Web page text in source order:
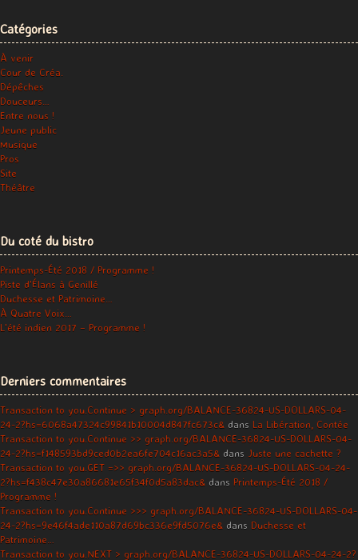
Catégories
À venir
Cour de Créa.
Dépêches
Douceurs…
Entre nous !
Jeune public
Musique
Pros
Site
Théâtre
Du coté du bistro
Printemps-Été 2018 / Programme !
Piste d’Élans à Genillé
Duchesse et Patrimoine…
À Quatre Voix…
L’été indien 2017 – Programme !
Derniers commentaires
Transaction to you.Continue > graph.org/BALANCE-36824-US-DOLLARS-04-
24-2?hs=6068a47324c99841b10004d847fc673c& dans La Libération, Contée
Transaction to you.Continue >> graph.org/BALANCE-36824-US-DOLLARS-04-
24-2?hs=f148593bd9ced0b2ea6fe704c16ac3a5& dans Juste une cachette ?
Transaction to you.GET =>> graph.org/BALANCE-36824-US-DOLLARS-04-24-
2?hs=f438c47e30a86681e65f34f0d5a83dac& dans Printemps-Été 2018 /
Programme !
Transaction to you.Continue >>> graph.org/BALANCE-36824-US-DOLLARS-04-
24-2?hs=9e46f4ade110a87d69bc336e9fd5076e& dans Duchesse et
Patrimoine…
Transaction to you.NEXT > graph.org/BALANCE-36824-US-DOLLARS-04-24-2?